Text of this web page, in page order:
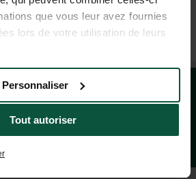
que vous leur avez fournies
lors de votre utilisation de leurs
Tout autoriser
Personnaliser
DE VOYAGE À LYON